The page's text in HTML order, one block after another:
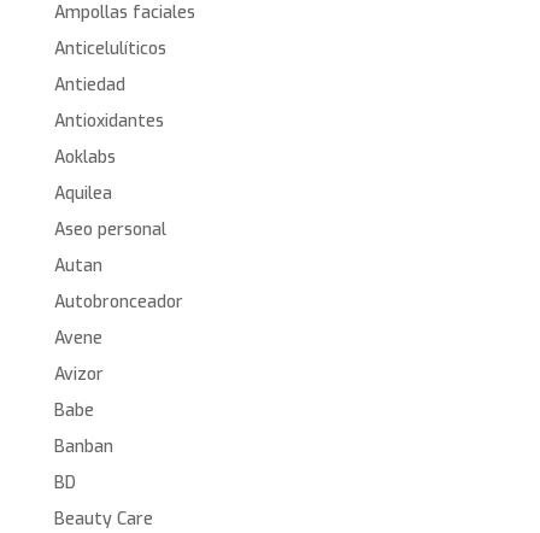
Ampollas faciales
Anticelulíticos
Antiedad
Antioxidantes
Aoklabs
Aquilea
Aseo personal
Autan
Autobronceador
Avene
Avizor
Babe
Banban
BD
Beauty Care